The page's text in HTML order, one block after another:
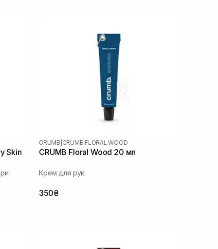
Skin
CRUMB CRUMB FLORAL WOOD
CRUMB Floral Wood 20 мл
Крем для рук
350₴